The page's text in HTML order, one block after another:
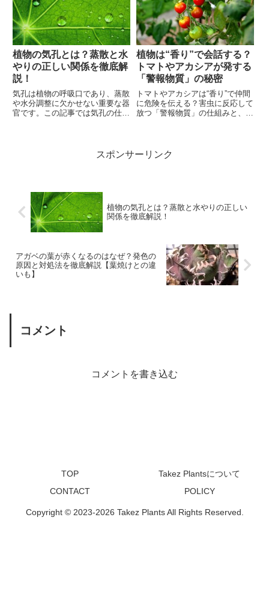
植物の気孔とは？蒸散と水
やりの正しい関係を徹底解
説！
気孔は植物の呼吸口であり、蒸散
や水分調整に欠かせない重要な器
官です。この記事では気孔の仕組
植物は“香り”で会話する？
トマトやアカシアが発する
「警報物質」の秘密
トマトやアカシアは“香り”で仲間
に危険を伝える？害虫に反応して
放つ「警報物質」の仕組みと、植
スポンサーリンク
植物の気孔とは？蒸散と水やりの正しい
関係を徹底解説！
アガベの葉が赤くなるのはなぜ？発色の
原因と対処法を徹底解説【葉焼けとの違
いも】
コメント
コメントを書き込む
TOP
Takez Plantsについて
CONTACT
POLICY
Copyright © 2023-2026 Takez Plants All Rights Reserved.